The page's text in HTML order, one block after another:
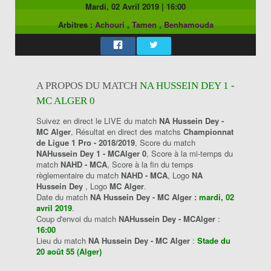
Mardi, 02 Avril 2019 | 16:00
Arbitres : Achouri , Tamen , Benhamouda
A PROPOS DU MATCH NA HUSSEIN DEY 1 -
MC ALGER 0
Suivez en direct le LIVE du match NA Hussein Dey -
MC Alger, Résultat en direct des matchs Championnat
de Ligue 1 Pro - 2018/2019, Score du match
NAHussein Dey 1 - MCAlger 0, Score à la mi-temps du
match NAHD - MCA, Score à la fin du temps
règlementaire du match NAHD - MCA, Logo NA
Hussein Dey , Logo MC Alger.
Date du match NA Hussein Dey - MC Alger : mardi, 02
avril 2019.
Coup d'envoi du match NAHussein Dey - MCAlger :
16:00
Lieu du match NA Hussein Dey - MC Alger : Stade du
20 août 55 (Alger)